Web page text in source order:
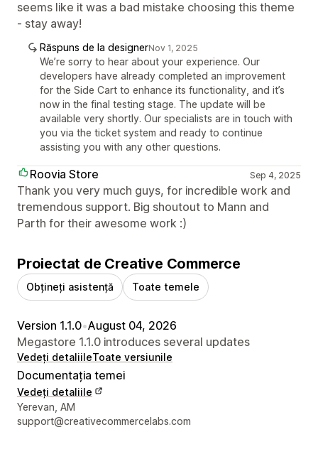
seems like it was a bad mistake choosing this theme
- stay away!
Răspuns de la designerNov 1, 2025
We’re sorry to hear about your experience. Our
developers have already completed an improvement
for the Side Cart to enhance its functionality, and it’s
now in the final testing stage. The update will be
available very shortly. Our specialists are in touch with
you via the ticket system and ready to continue
assisting you with any other questions.
Roovia Store Sep 4, 2025
Thank you very much guys, for incredible work and
tremendous support. Big shoutout to Mann and
Parth for their awesome work :)
Proiectat de Creative Commerce
Obțineți asistență Toate temele
Version 1.1.0•August 04, 2026
Megastore 1.1.0 introduces several updates
Vedeți detaliileToate versiunile
Documentația temei
Vedeți detaliile
Detaliile de contact ale designerului
Yerevan, AM
support@creativecommercelabs.com